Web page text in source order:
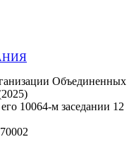
Объединенных
10064-м заседании 12